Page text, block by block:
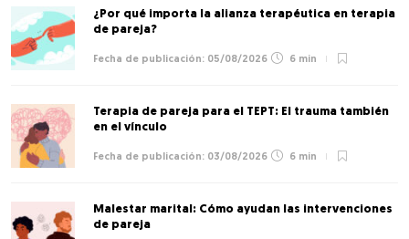
¿Por qué importa la alianza terapéutica en terapia
de pareja?
05/08/2026 6 min
Terapia de pareja para el TEPT: El trauma también
en el vínculo
03/08/2026 6 min
Malestar marital: Cómo ayudan las intervenciones
de pareja